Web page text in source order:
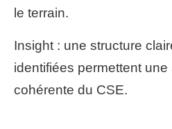
le terrain.
Insight : une structure
identifiées permettent
cohérente du CSE.